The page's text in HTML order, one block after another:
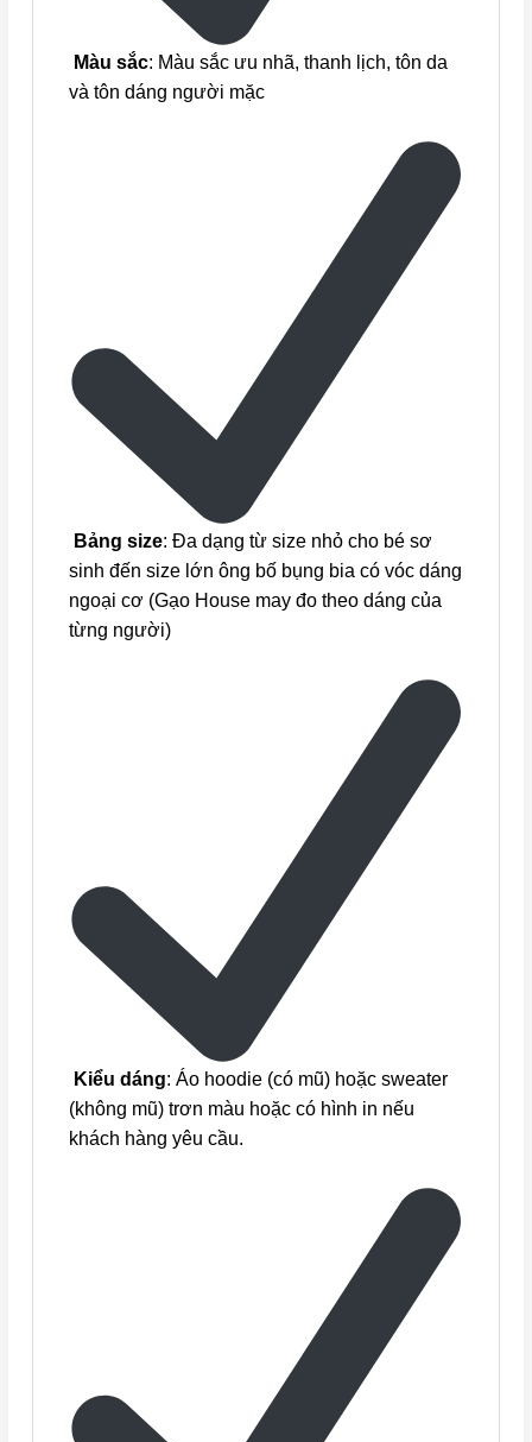
Màu sắc: Màu sắc ưu nhã, thanh lịch, tôn da
và tôn dáng người mặc
Bảng size: Đa dạng từ size nhỏ cho bé sơ
sinh đến size lớn ông bố bụng bia có vóc dáng
ngoại cơ (Gạo House may đo theo dáng của
từng người)
Kiểu dáng: Áo hoodie (có mũ) hoặc sweater
(không mũ) trơn màu hoặc có hình in nếu
khách hàng yêu cầu.